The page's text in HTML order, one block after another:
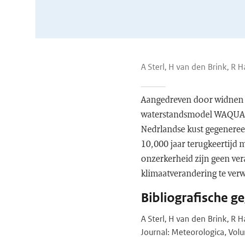
A Sterl, H van den Brink, R
Aangedreven door
waterstandsmodel
Nedrlandse kust
10,000 jaar terugkeertijd
onzerkerheid zijn geen
klimaatverandering te
Bibliografische
A Sterl, H van den Brink, R
Journal: Meteorologica,